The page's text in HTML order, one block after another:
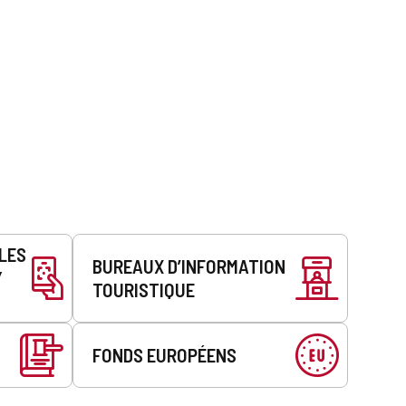
BUREAUX D’INFORMATION
TOURISTIQUE
FONDS EUROPÉENS